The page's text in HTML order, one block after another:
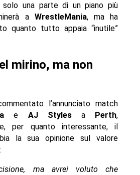
una parte di un piano più
a WrestleMania, ma ha
quanto tutto appaia “inutile”
mirino, ma non
l’annunciato match
e AJ Stylesa Perth,
per quanto interessante, il
la sua opinione sul valore
ma avrei voluto che